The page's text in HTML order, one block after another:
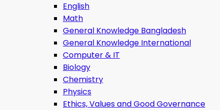
English
Math
General Knowledge Bangladesh
General Knowledge International
Computer & IT
Biology
Chemistry
Physics
Ethics, Values ​​and Good Governance